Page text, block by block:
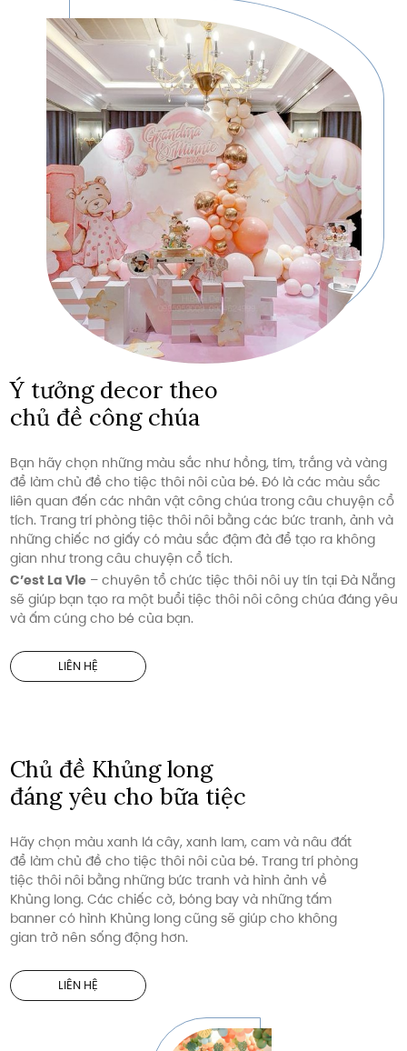
Ý tưởng decor theo
chủ đề công chúa
Bạn hãy chọn những màu sắc như hồng, tím, trắng và vàng
để làm chủ đề cho tiệc thôi nôi của bé. Đó là các màu sắc
liên quan đến các nhân vật công chúa trong câu chuyện cổ
tích. Trang trí phòng tiệc thôi nôi bằng các bức tranh, ảnh và
những chiếc nơ giấy có màu sắc đậm đà để tạo ra không
gian như trong câu chuyện cổ tích.
C’est La Vie– chuyên tổ chức tiệc thôi nôi uy tín tại Đà Nẵng
sẽ giúp bạn tạo ra một buổi tiệc thôi nôi công chúa đáng yêu
và ấm cúng cho bé của bạn.
LIÊN HỆ
Chủ đề Khủng long
đáng yêu cho bữa tiệc
Hãy chọn màu xanh lá cây, xanh lam, cam và nâu đất
để làm chủ đề cho tiệc thôi nôi của bé. Trang trí phòng
tiệc thôi nôi bằng những bức tranh và hình ảnh về
Khủng long. Các chiếc cờ, bóng bay và những tấm
banner có hình Khủng long cũng sẽ giúp cho không
gian trở nên sống động hơn.
LIÊN HỆ